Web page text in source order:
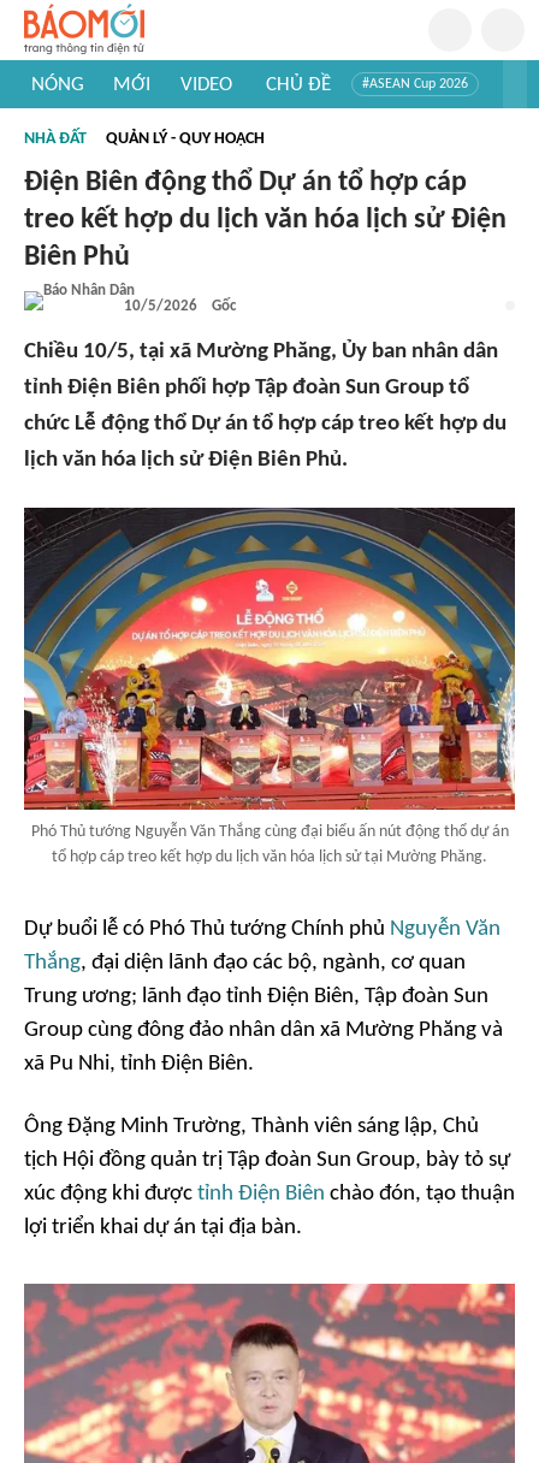
NÓNG MỚI VIDEO CHỦ ĐỀ #ASEAN Cup 2026
#Khám phá Việt Nam
#Khám phá thế giới
NHÀ ĐẤT QUẢN LÝ - QUY HOẠCH
Điện Biên động thổ Dự án tổ hợp cáp
treo kết hợp du lịch văn hóa lịch sử Điện
Biên Phủ
10/5/2026 Gốc
Chiều 10/5, tại xã Mường Phăng, Ủy ban nhân dân
tỉnh Điện Biên phối hợp Tập đoàn Sun Group tổ
chức Lễ động thổ Dự án tổ hợp cáp treo kết hợp du
lịch văn hóa lịch sử Điện Biên Phủ.
Phó Thủ tướng Nguyễn Văn Thắng cùng đại biểu ấn nút động thổ dự án
tổ hợp cáp treo kết hợp du lịch văn hóa lịch sử tại Mường Phăng.
Dự buổi lễ có Phó Thủ tướng Chính phủ Nguyễn Văn
Thắng, đại diện lãnh đạo các bộ, ngành, cơ quan
Trung ương; lãnh đạo tỉnh Điện Biên, Tập đoàn Sun
Group cùng đông đảo nhân dân xã Mường Phăng và
xã Pu Nhi, tỉnh Điện Biên.
Ông Đặng Minh Trường, Thành viên sáng lập, Chủ
tịch Hội đồng quản trị Tập đoàn Sun Group, bày tỏ sự
xúc động khi được tỉnh Điện Biên chào đón, tạo thuận
lợi triển khai dự án tại địa bàn.